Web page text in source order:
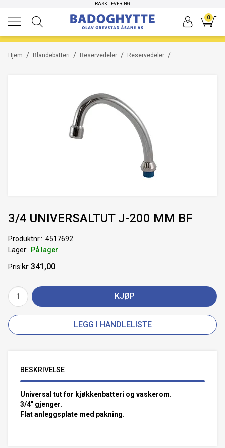
RASK LEVERING
0
/
Hjem /
Blandebatteri /
Reservedeler /
Reservedeler
3/4 UNIVERSALTUT J-200 MM BF
Produktnr.
4517692
Lager
På lager
Pris kr 341,00
KJØP
LEGG I HANDLELISTE
BESKRIVELSE
Universal tut for kjøkkenbatteri og vaskerom.
3/4" gjenger.
Flat anleggsplate med pakning.